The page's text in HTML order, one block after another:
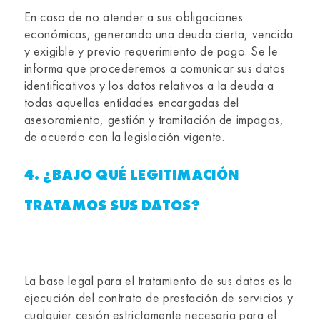
En caso de no atender a sus obligaciones
económicas, generando una deuda cierta, vencida
y exigible y previo requerimiento de pago. Se le
informa que procederemos a comunicar sus datos
identificativos y los datos relativos a la deuda a
todas aquellas entidades encargadas del
asesoramiento, gestión y tramitación de impagos,
de acuerdo con la legislación vigente.
4. ¿BAJO QUÉ LEGITIMACIÓN
TRATAMOS SUS DATOS?
La base legal para el tratamiento de sus datos es la
ejecución del contrato de prestación de servicios y
cualquier cesión estrictamente necesaria para el